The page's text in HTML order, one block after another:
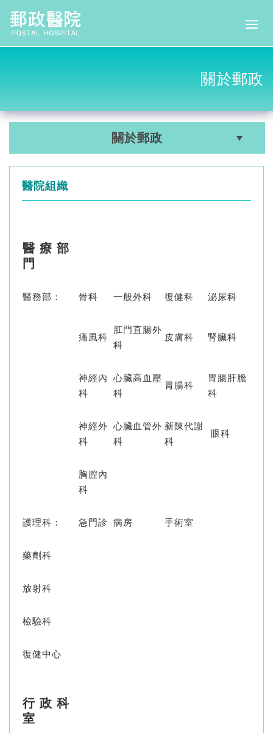
關於郵政
關於郵政
醫院組織
醫 療 部
門
醫務部： 骨科 一般外科 復健科 泌尿科
痛風科
肛門直腸外
科
皮膚科 腎臟科
神經內
科
心臟高血壓
科
胃腸科
胃腸肝膽
科
神經外
科
心臟血管外
科
新陳代謝
科
眼科
胸腔內
科
護理科： 急門診 病房 手術室
藥劑科
放射科
檢驗科
復健中心
行 政 科
室